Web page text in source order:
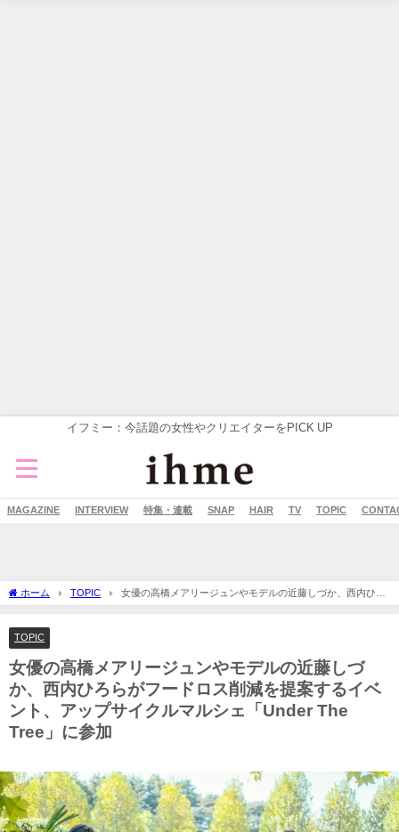
イフミー：今話題の女性やクリエイターをPICK UP
MAGAZINE INTERVIEW 特集・連載 SNAP HAIR TV TOPIC
ホーム TOPIC
女優の高橋メアリージュンやモデルの近藤しづか、西内ひろ
らがフードロス削減を提案するイベント、アップサイクルマルシェ「Under The
TOPIC
女優の高橋メアリージュンやモデルの近藤しづ
か、西内ひろらがフードロス削減を提案するイベ
ント、アップサイクルマルシェ「Under The
Tree」に参加